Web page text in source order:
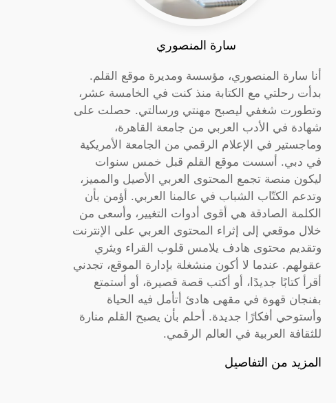
سارة المنصوري
أنا سارة المنصوري، مؤسسة ومديرة موقع القلم.
بدأت رحلتي مع الكتابة منذ كنت في الخامسة عشر،
وتطورت شغفي ليصبح مهنتي ورسالتي. حصلت على
شهادة في الأدب العربي من جامعة القاهرة،
وماجستير في الإعلام الرقمي من الجامعة الأمريكية
في دبي. أسست موقع القلم قبل خمس سنوات
ليكون منصة تجمع المحتوى العربي الأصيل والمميز،
وتدعم الكتّاب الشباب في عالمنا العربي. أؤمن بأن
الكلمة الصادقة هي أقوى أدوات التغيير، وأسعى من
خلال موقعي إلى إثراء المحتوى العربي على الإنترنت
وتقديم محتوى هادف يلامس قلوب القراء ويثري
عقولهم. عندما لا أكون منشغلة بإدارة الموقع، تجدني
أقرأ كتابًا جديدًا، أو أكتب قصة قصيرة، أو أستمتع
بفنجان قهوة في مقهى هادئ أتأمل فيه الحياة
وأستوحي أفكارًا جديدة. أحلم بأن يصبح القلم منارة
للثقافة العربية في العالم الرقمي.
المزيد من التفاصيل